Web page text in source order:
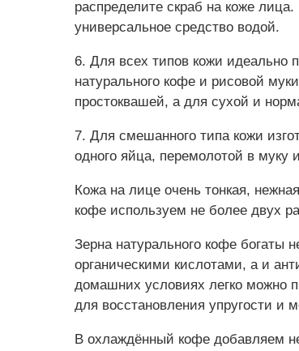
распределите скраб на коже
универсальное средство водой.
6. Для всех типов кожи идеально
натурального кофе и рисовой
простоквашей, а для сухой и
7. Для смешанного типа кожи
одного яйца, перемолотой в
Кожа на лице очень тонкая,
кофе используем не более двух
Зерна натурального кофе богаты
органическими кислотами, а и
домашних условиях легко можно
для восстановления упругости и
В охлаждённый кофе добавляем